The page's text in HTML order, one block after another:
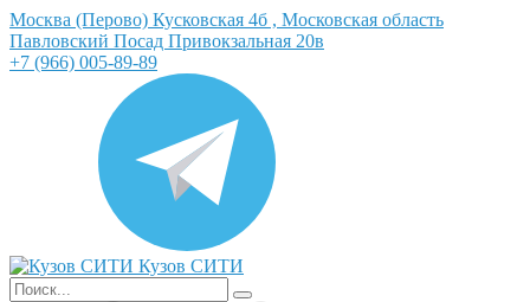
Москва (Перово) Кусковская 4б , Московская область
Павловский Посад Привокзальная 20в
+7 (966) 005-89-89
Кузов СИТИ